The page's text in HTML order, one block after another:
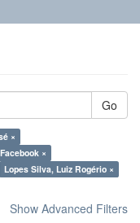
Go
×
Facebook ×
Lopes Silva, Luiz Rogério ×
Show Advanced Filters